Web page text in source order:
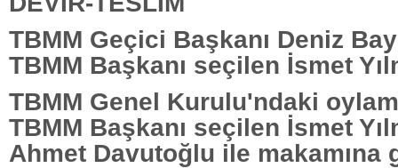
TBMM Geçici Başkanı Deniz
TBMM Başkanı seçilen İsmet
TBMM Genel Kurulu'ndaki
TBMM Başkanı seçilen İsmet
Ahmet Davutoğlu ile makamına